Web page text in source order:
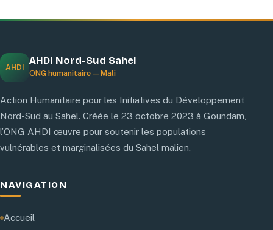
AHDI
AHDI Nord-Sud Sahel
ONG humanitaire — Mali
Action Humanitaire pour les Initiatives du Développement
Nord-Sud au Sahel. Créée le 23 octobre 2023 à Goundam,
l’ONG AHDI œuvre pour soutenir les populations
vulnérables et marginalisées du Sahel malien.
NAVIGATION
Accueil